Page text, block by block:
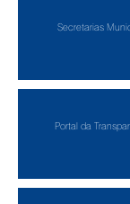
Secretarias
Portal da